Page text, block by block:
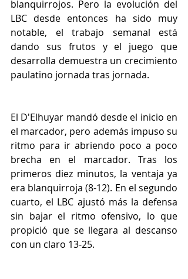
blanquirrojos. Pero la evolución del
LBC desde entonces ha sido muy
notable, el trabajo semanal está
dando sus frutos y el juego que
desarrolla demuestra un crecimiento
paulatino jornada tras jornada.
El D'Elhuyar mandó desde el inicio en
el marcador, pero además impuso su
ritmo para ir abriendo poco a poco
brecha en el marcador. Tras los
primeros diez minutos, la ventaja ya
era blanquirroja (8-12). En el segundo
cuarto, el LBC ajustó más la defensa
sin bajar el ritmo ofensivo, lo que
propició que se llegara al descanso
con un claro 13-25.